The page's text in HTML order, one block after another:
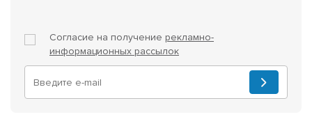
Согласие на получение рекламно-
информационных рассылок